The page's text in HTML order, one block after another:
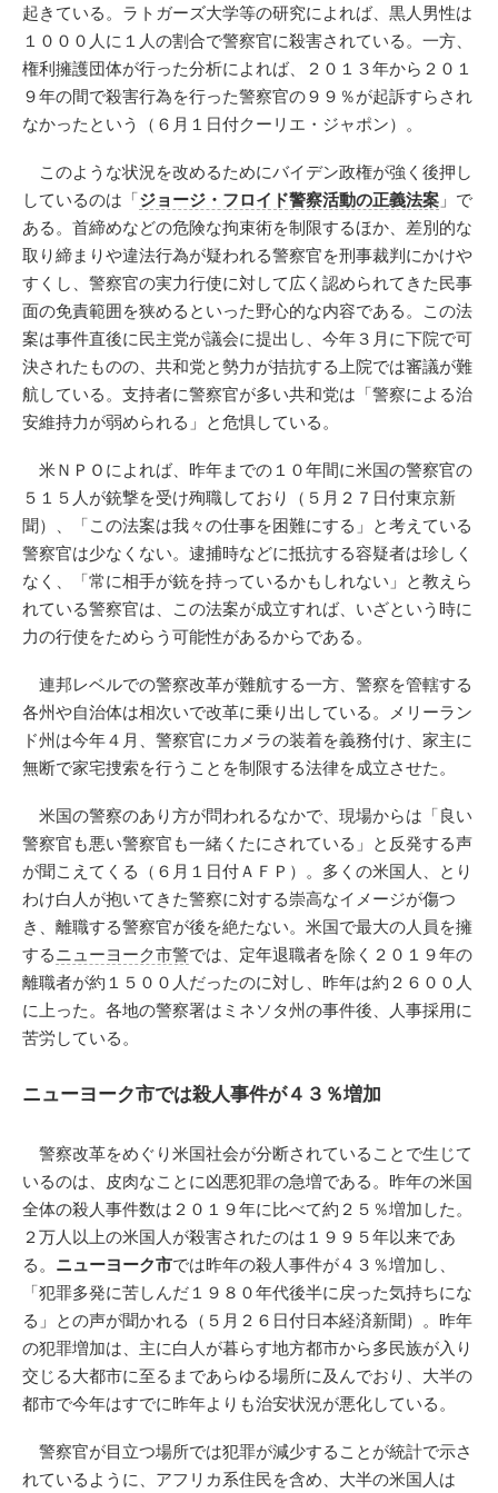
起きている。ラトガーズ大学等の研究によれば、黒人男性は
１０００人に１人の割合で警察官に殺害されている。一方、
権利擁護団体が行った分析によれば、２０１３年から２０１
９年の間で殺害行為を行った警察官の９９％が起訴すらされ
なかったという（６月１日付クーリエ・ジャポン）。
このような状況を改めるためにバイデン政権が強く後押し
しているのは「ジョージ・フロイド警察活動の正義法案 」で
ある。首締めなどの危険な拘束術を制限するほか、差別的な
取り締まりや違法行為が疑われる警察官を刑事裁判にかけや
すくし、警察官の実力行使に対して広く認められてきた民事
面の免責範囲を狭めるといった野心的な内容である。この法
案は事件直後に民主党が議会に提出し、今年３月に下院で可
決されたものの、共和党と勢力が拮抗する上院では審議が難
航している。支持者に警察官が多い共和党は「警察による治
安維持力が弱められる」と危惧している。
米ＮＰＯによれば、昨年までの１０年間に米国の警察官の
５１５人が銃撃を受け殉職しており（５月２７日付東京新
聞）、「この法案は我々の仕事を困難にする」と考えている
警察官は少なくない。逮捕時などに抵抗する容疑者は珍しく
なく、「常に相手が銃を持っているかもしれない」と教えら
れている警察官は、この法案が成立すれば、いざという時に
力の行使をためらう可能性があるからである。
連邦レベルでの警察改革が難航する一方、警察を管轄する
各州や自治体は相次いで改革に乗り出している。メリーラン
ド州は今年４月、警察官にカメラの装着を義務付け、家主に
無断で家宅捜索を行うことを制限する法律を成立させた。
米国の警察のあり方が問われるなかで、現場からは「良い
警察官も悪い警察官も一緒くたにされている」と反発する声
が聞こえてくる（６月１日付ＡＦＰ）。多くの米国人、とり
わけ白人が抱いてきた警察に対する崇高なイメージが傷つ
き、離職する警察官が後を絶たない。米国で最大の人員を擁
するニューヨーク市警では、定年退職者を除く２０１９年の
離職者が約１５００人だったのに対し、昨年は約２６００人
に上った。各地の警察署はミネソタ州の事件後、人事採用に
苦労している。
ニューヨーク市では殺人事件が４３％増加
警察改革をめぐり米国社会が分断されていることで生じて
いるのは、皮肉なことに凶悪犯罪の急増である。昨年の米国
全体の殺人事件数は２０１９年に比べて約２５％増加した。
２万人以上の米国人が殺害されたのは１９９５年以来であ
る。 ニューヨーク市では昨年の殺人事件が４３％増加し、
「犯罪多発に苦しんだ１９８０年代後半に戻った気持ちにな
る」との声が聞かれる（５月２６日付日本経済新聞）。昨年
の犯罪増加は、主に白人が暮らす地方都市から多民族が入り
交じる大都市に至るまであらゆる場所に及んでおり、大半の
都市で今年はすでに昨年よりも治安状況が悪化している。
警察官が目立つ場所では犯罪が減少することが統計で示さ
れているように、アフリカ系住民を含め、大半の米国人は